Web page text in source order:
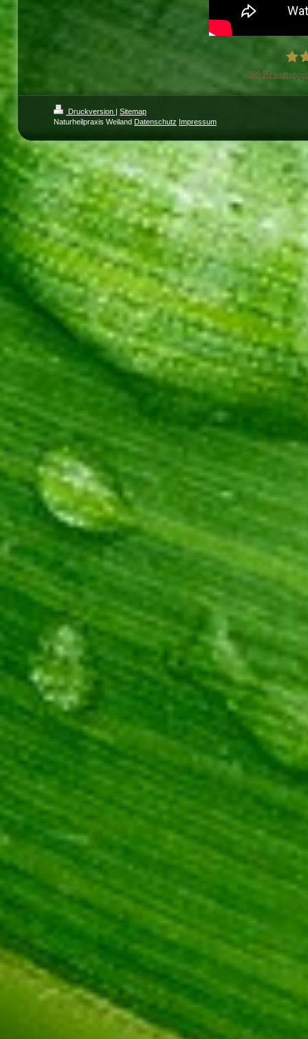
105
Druckversion
Sitemap
Naturheilpraxis Weiland Datenschutz Impressum